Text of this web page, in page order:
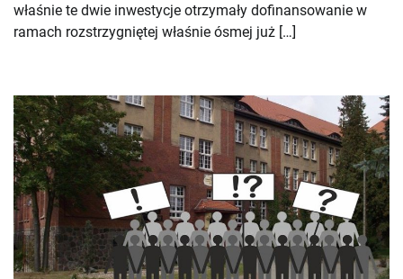
właśnie te dwie inwestycje otrzymały dofinansowanie w
ramach rozstrzygniętej właśnie ósmej już […]